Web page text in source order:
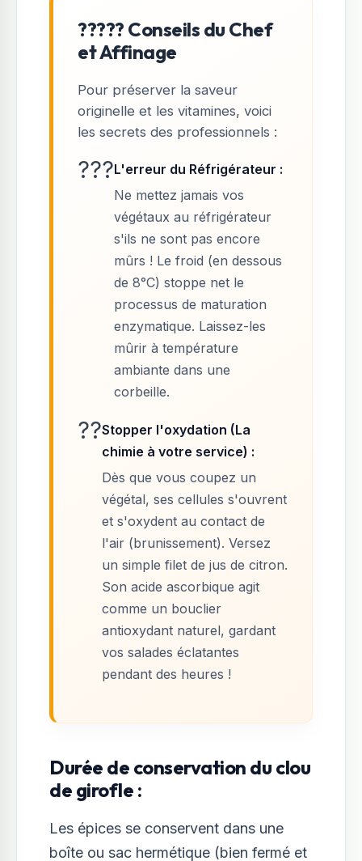
????? Conseils du Chef
et Affinage
Pour préserver la saveur
originelle et les vitamines, voici
les secrets des professionnels :
???L'erreur du Réfrigérateur :
Ne mettez jamais vos
végétaux au réfrigérateur
s'ils ne sont pas encore
mûrs ! Le froid (en dessous
de 8°C) stoppe net le
processus de maturation
enzymatique. Laissez-les
mûrir à température
ambiante dans une
corbeille.
??Stopper l'oxydation (La
chimie à votre service) :
Dès que vous coupez un
végétal, ses cellules s'ouvrent
et s'oxydent au contact de
l'air (brunissement). Versez
un simple filet de jus de citron.
Son acide ascorbique agit
comme un bouclier
antioxydant naturel, gardant
vos salades éclatantes
pendant des heures !
Durée de conservation du clou
de girofle :
Les épices se conservent dans une
boîte ou sac hermétique (bien fermé et